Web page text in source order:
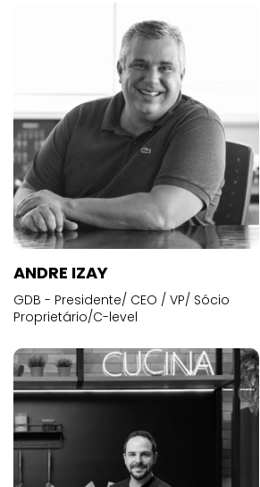
ANDRE IZAY
GDB - Presidente/ CEO / VP/ Sócio
Proprietário/C-level